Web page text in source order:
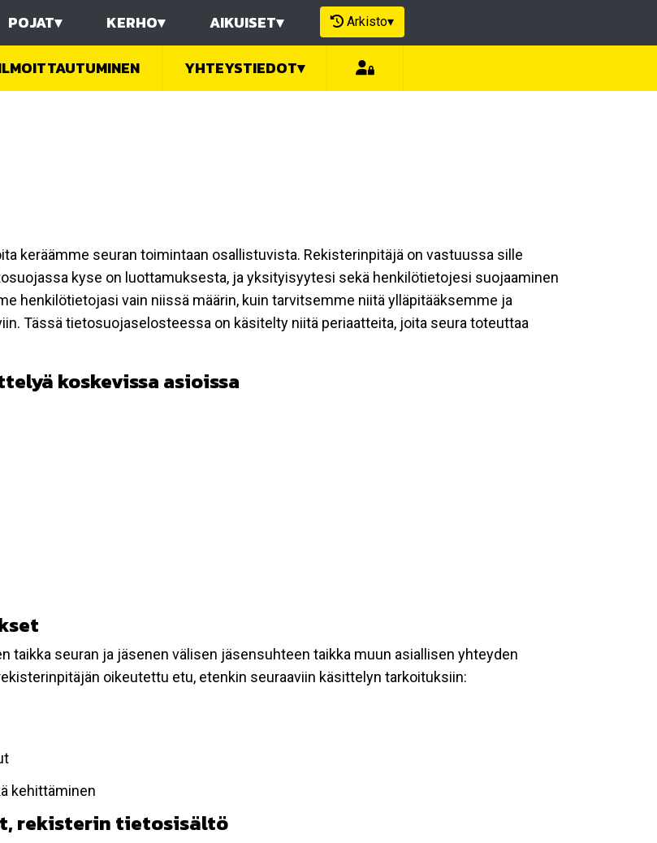
POJAT▾ KERHO▾ AIKUISET▾ Arkisto▾
YHTEYSTIEDOT▾
keräämme seuran toimintaan osallistuvista. Rekisterinpitäjä on vastuussa sille
kyse on luottamuksesta, ja yksityisyytesi sekä henkilötietojesi suojaaminen
henkilötietojasi vain niissä määrin, kuin tarvitsemme niitä ylläpitääksemme ja
Tässä tietosuojaselosteessa on käsitelty niitä periaatteita, joita seura toteuttaa
koskevissa asioissa
seuran ja jäsenen välisen jäsensuhteen taikka muun asiallisen yhteyden
oikeutettu etu, etenkin seuraaviin käsittelyn tarkoituksiin:
kehittäminen
rekisterin tietosisältö